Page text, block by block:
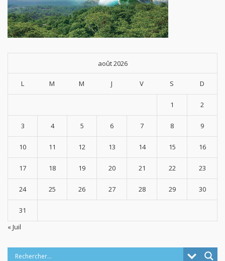
août 2026
L M M J V S D
1 2
3 4 5 6 7 8 9
10 11 12 13 14 15 16
17 18 19 20 21 22 23
24 25 26 27 28 29 30
31
« Juil